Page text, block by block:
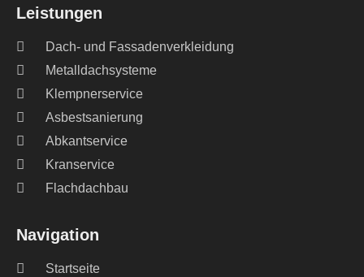
Navigation
Startseite
Leistungen
Dach- und Fassadenverkleidung
Metalldachsysteme
Klempnerservice
Asbestsanierung
Abkantservice
Kranservice
Flachdachbau